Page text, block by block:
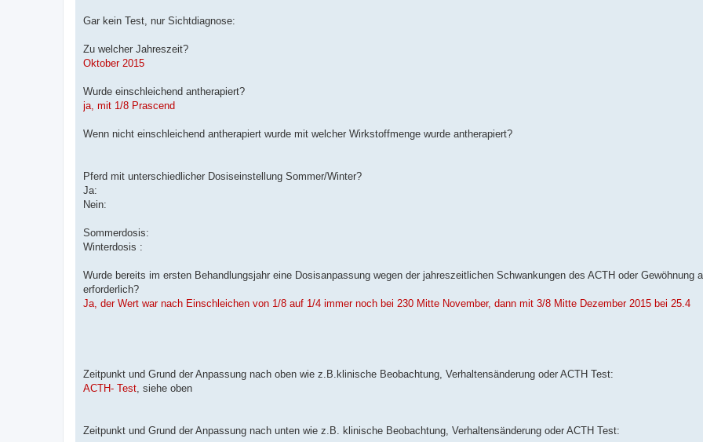
Gar kein Test, nur Sichtdiagnose:
Zu welcher Jahreszeit?
Oktober 2015
Wurde einschleichend antherapiert?
ja, mit 1/8 Prascend
Wenn nicht einschleichend antherapiert wurde mit welcher Wirkstoffmenge wurde antherapiert?
Pferd mit unterschiedlicher Dosiseinstellung Sommer/Winter?
Ja:
Nein:
Sommerdosis:
Winterdosis :
Wurde bereits im ersten Behandlungsjahr eine Dosisanpassung wegen der jahreszeitlichen Schwankungen des ACTH oder Gewöhnung
erforderlich?
Ja, der Wert war nach Einschleichen von 1/8 auf 1/4 immer noch bei 230 Mitte November, dann mit 3/8 Mitte Dezember 2015 bei 25.4
Zeitpunkt und Grund der Anpassung nach oben wie z.B.klinische Beobachtung, Verhaltensänderung oder ACTH Test:
ACTH- Test, siehe oben
Zeitpunkt und Grund der Anpassung nach unten wie z.B. klinische Beobachtung, Verhaltensänderung oder ACTH Test: